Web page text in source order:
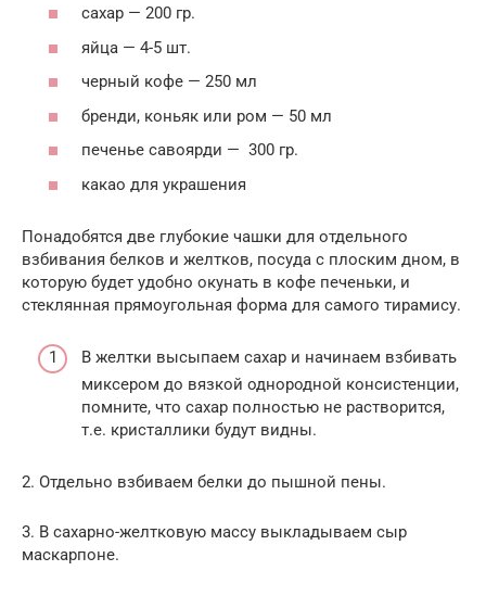
сахар — 200 гр.
яйца — 4-5 шт.
черный кофе — 250 мл
бренди, коньяк или ром — 50 мл
печенье савоярди — 300 гр.
какао для украшения
Понадобятся две глубокие чашки для отдельного
взбивания белков и желтков, посуда с плоским дном, в
которую будет удобно окунать в кофе печеньки, и
стеклянная прямоугольная форма для самого тирамису.
В желтки высыпаем сахар и начинаем взбивать
миксером до вязкой однородной консистенции,
помните, что сахар полностью не растворится,
т.е. кристаллики будут видны.
2. Отдельно взбиваем белки до пышной пены.
3. В сахарно-желтковую массу выкладываем сыр
маскарпоне.